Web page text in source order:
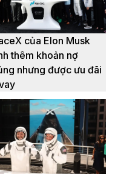
của Elon Musk
thêm khoản nợ
nhưng được ưu đãi